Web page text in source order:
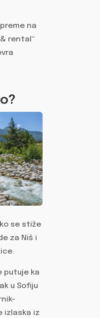
na
rental“
se stiže
za Niš i
putuje ka
u Sofiju
izlaska iz